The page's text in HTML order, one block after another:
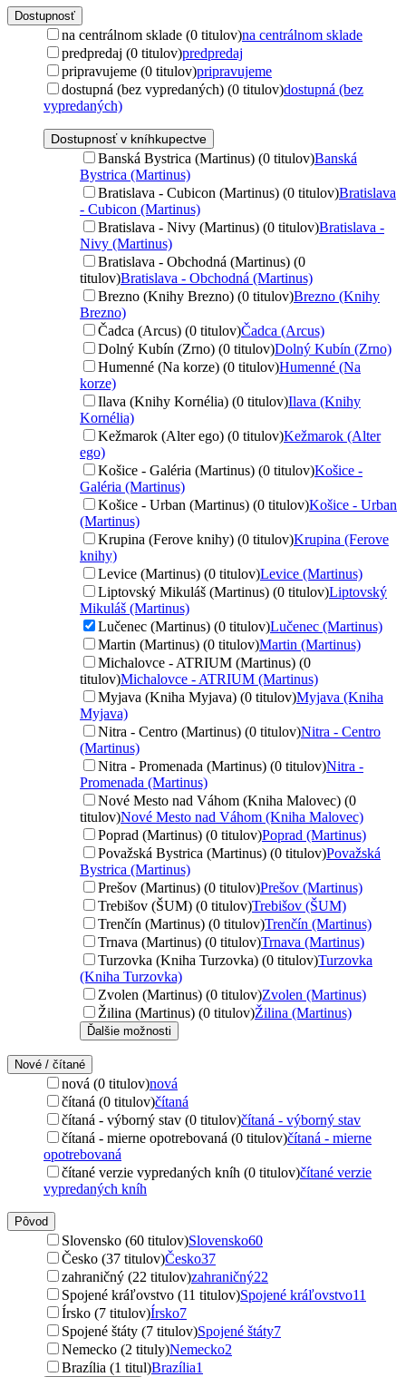
Dostupnosť
na centrálnom sklade (0 titulov)na centrálnom sklade
predpredaj (0 titulov)predpredaj
pripravujeme (0 titulov)pripravujeme
dostupná (bez vypredaných) (0 titulov)dostupná (bez
vypredaných)
Dostupnosť v kníhkupectve
Banská Bystrica (Martinus) (0 titulov)Banská
Bystrica (Martinus)
Bratislava - Cubicon (Martinus) (0 titulov)Bratislava
- Cubicon (Martinus)
Bratislava - Nivy (Martinus) (0 titulov)Bratislava -
Nivy (Martinus)
Bratislava - Obchodná (Martinus) (0
titulov)Bratislava - Obchodná (Martinus)
Brezno (Knihy Brezno) (0 titulov)Brezno (Knihy
Brezno)
Čadca (Arcus) (0 titulov)Čadca (Arcus)
Dolný Kubín (Zrno) (0 titulov)Dolný Kubín (Zrno)
Humenné (Na korze) (0 titulov)Humenné (Na
korze)
Ilava (Knihy Kornélia) (0 titulov)Ilava (Knihy
Kornélia)
Kežmarok (Alter ego) (0 titulov)Kežmarok (Alter
ego)
Košice - Galéria (Martinus) (0 titulov)Košice -
Galéria (Martinus)
Košice - Urban (Martinus) (0 titulov)Košice - Urban
(Martinus)
Krupina (Ferove knihy) (0 titulov)Krupina (Ferove
knihy)
Levice (Martinus) (0 titulov)Levice (Martinus)
Liptovský Mikuláš (Martinus) (0 titulov)Liptovský
Mikuláš (Martinus)
Lučenec (Martinus) (0 titulov)Lučenec (Martinus)
Martin (Martinus) (0 titulov)Martin (Martinus)
Michalovce - ATRIUM (Martinus) (0
titulov)Michalovce - ATRIUM (Martinus)
Myjava (Kniha Myjava) (0 titulov)Myjava (Kniha
Myjava)
Nitra - Centro (Martinus) (0 titulov)Nitra - Centro
(Martinus)
Nitra - Promenada (Martinus) (0 titulov)Nitra -
Promenada (Martinus)
Nové Mesto nad Váhom (Kniha Malovec) (0
titulov)Nové Mesto nad Váhom (Kniha Malovec)
Poprad (Martinus) (0 titulov)Poprad (Martinus)
Považská Bystrica (Martinus) (0 titulov)Považská
Bystrica (Martinus)
Prešov (Martinus) (0 titulov)Prešov (Martinus)
Trebišov (ŠUM) (0 titulov)Trebišov (ŠUM)
Trenčín (Martinus) (0 titulov)Trenčín (Martinus)
Trnava (Martinus) (0 titulov)Trnava (Martinus)
Turzovka (Kniha Turzovka) (0 titulov)Turzovka
(Kniha Turzovka)
Zvolen (Martinus) (0 titulov)Zvolen (Martinus)
Žilina (Martinus) (0 titulov)Žilina (Martinus)
Ďalšie možnosti
Nové / čítané
nová (0 titulov)nová
čítaná (0 titulov)čítaná
čítaná - výborný stav (0 titulov)čítaná - výborný stav
čítaná - mierne opotrebovaná (0 titulov)čítaná - mierne
opotrebovaná
čítané verzie vypredaných kníh (0 titulov)čítané verzie
vypredaných kníh
Pôvod
Slovensko (60 titulov)Slovensko60
Česko (37 titulov)Česko37
zahraničný (22 titulov)zahraničný22
Spojené kráľovstvo (11 titulov)Spojené kráľovstvo11
Írsko (7 titulov)Írsko7
Spojené štáty (7 titulov)Spojené štáty7
Nemecko (2 tituly)Nemecko2
Brazília (1 titul)Brazília1